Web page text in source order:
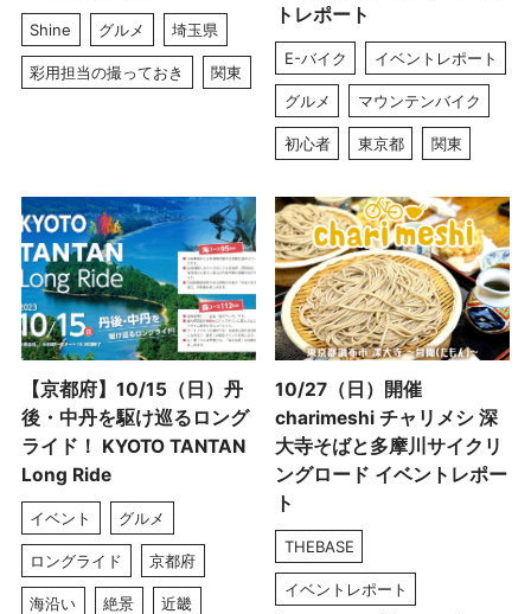
Shine グルメ 埼玉県
彩用担当の撮っておき 関東
トレポート
E-バイク イベントレポート
グルメ マウンテンバイク
初心者 東京都 関東
【京都府】10/15（日）丹
後・中丹を駆け巡るロング
ライド！ KYOTO TANTAN
Long Ride
イベント グルメ
ロングライド 京都府
海沿い 絶景 近畿
10/27（日）開催
charimeshi チャリメシ 深
大寺そばと多摩川サイクリ
ングロード イベントレポー
ト
THEBASE
イベントレポート